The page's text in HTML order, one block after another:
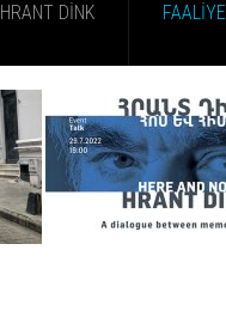
HRANT DINK